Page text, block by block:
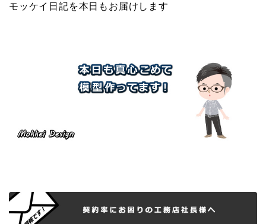
モッケイ日記を本日もお届けします